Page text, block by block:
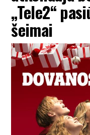
„Tele2“
šeimai